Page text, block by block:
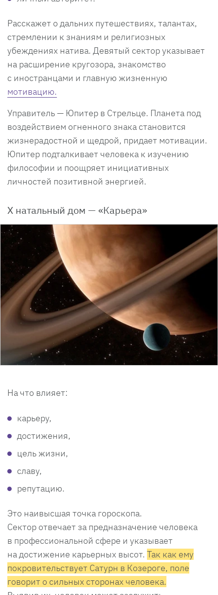
Расскажет о дальних путешествиях, талантах,
стремлении к знаниям и религиозных
убеждениях натива. Девятый сектор указывает
на расширение кругозора, знакомство
с иностранцами и главную жизненную
мотивацию.
Управитель — Юпитер в Стрельце. Планета под
воздействием огненного знака становится
жизнерадостной и щедрой, придает мотивации.
Юпитер подталкивает человека к изучению
философии и поощряет инициативных
личностей позитивной энергией.
X натальный дом — «Карьера»
На что влияет:
карьеру,
достижения,
цель жизни,
славу,
репутацию.
Это наивысшая точка гороскопа.
Сектор отвечает за предназначение человека
в профессиональной сфере и указывает
на достижение карьерных высот. Так как ему
покровительствует Сатурн в Козероге, поле
говорит о сильных сторонах человека.